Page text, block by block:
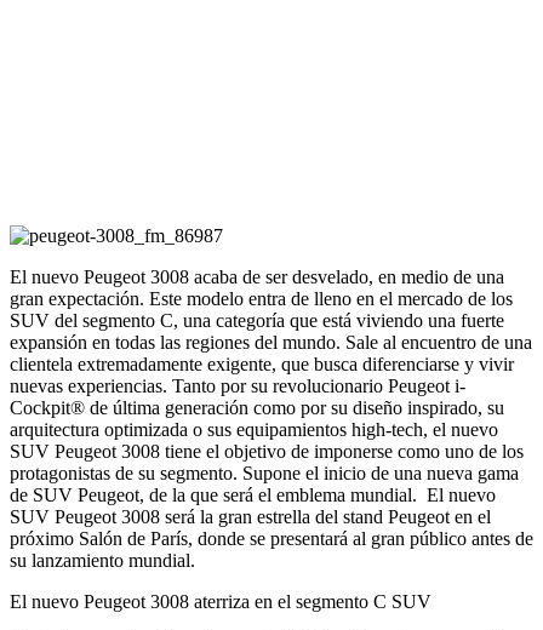
El nuevo Peugeot 3008 acaba de ser desvelado, en medio de una
gran expectación. Este modelo entra de lleno en el mercado de los
SUV del segmento C, una categoría que está viviendo una fuerte
expansión en todas las regiones del mundo. Sale al encuentro de una
clientela extremadamente exigente, que busca diferenciarse y vivir
nuevas experiencias. Tanto por su revolucionario Peugeot i-
Cockpit® de última generación como por su diseño inspirado, su
arquitectura optimizada o sus equipamientos high-tech, el nuevo
SUV Peugeot 3008 tiene el objetivo de imponerse como uno de los
protagonistas de su segmento. Supone el inicio de una nueva gama
de SUV Peugeot, de la que será el emblema mundial. El nuevo
SUV Peugeot 3008 será la gran estrella del stand Peugeot en el
próximo Salón de París, donde se presentará al gran público antes de
su lanzamiento mundial.
El nuevo Peugeot 3008 aterriza en el segmento C SUV